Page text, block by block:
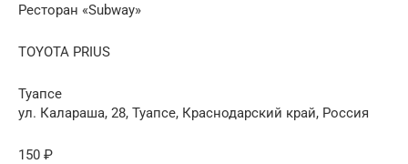
Ресторан «Subway»
TOYOTA PRIUS
Туапсе
ул. Калараша, 28, Туапсе, Краснодарский край, Россия
150 ₽